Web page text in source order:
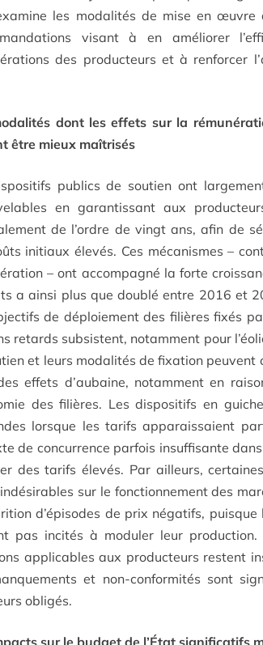
les modalités de mise en
visant à en améliorer
des producteurs et à renforcer
dont les effets sur la
être mieux maîtrisés
publics de soutien ont
en garantissant aux
de l’ordre de vingt ans, afin de
initiaux élevés. Ces mécanismes –
– ont accompagné la forte
a ainsi plus que doublé entre 2016 et
de déploiement des filières fixés
retards subsistent, notamment pour
et leurs modalités de fixation
effets d’aubaine, notamment en
des filières. Les dispositifs en
lorsque les tarifs apparaissaient
de concurrence parfois insuffisante
des tarifs élevés. Par ailleurs,
sur le fonctionnement des
d’épisodes de prix négatifs,
pas incités à moduler leur
applicables aux producteurs restent
et non-conformités sont
obligés.
sur le budget de l’État significatifs